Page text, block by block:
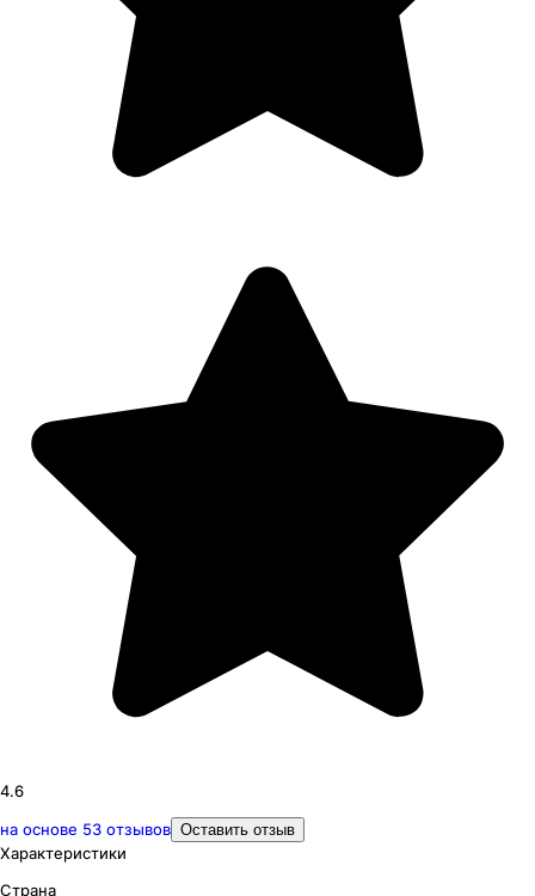
4.6
на основе 53 отзывов Оставить отзыв
Характеристики
Страна